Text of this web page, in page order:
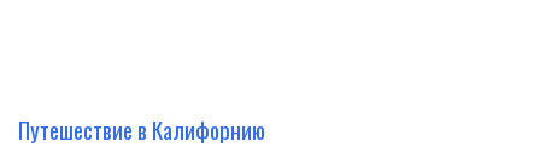
Путешествие в Калифорнию